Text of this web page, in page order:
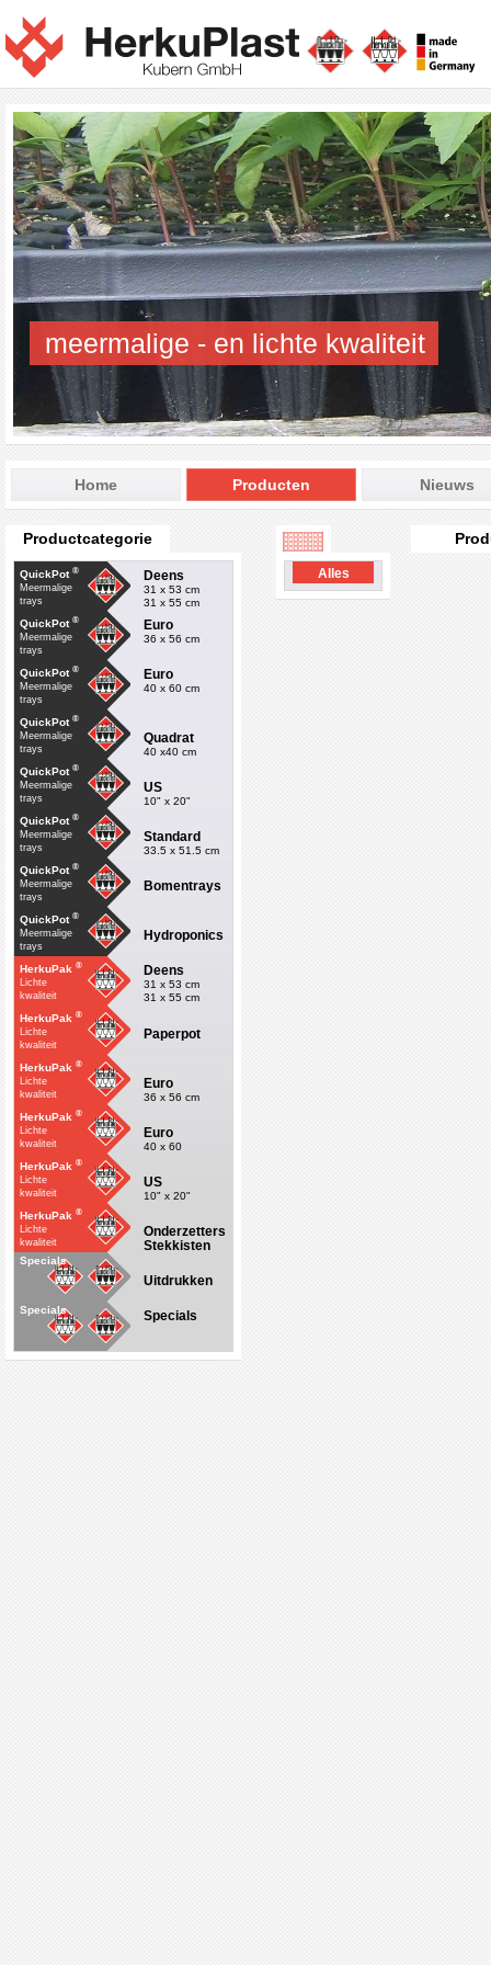
meermalige - en lichte kwaliteit
Home Producten Nieuws
Productcategorie
QuickPot ®
Meermalige
trays
Deens
31 x 53 cm
31 x 55 cm
QuickPot ®
Meermalige
trays
Euro
36 x 56 cm
QuickPot ®
Meermalige
trays
Euro
40 x 60 cm
QuickPot ®
Meermalige
trays
Quadrat
40 x40 cm
QuickPot ®
Meermalige
trays
US
10" x 20"
QuickPot ®
Meermalige
trays
Standard
33.5 x 51.5 cm
QuickPot ®
Meermalige
trays
Bomentrays
QuickPot ®
Meermalige
trays
Hydroponics
HerkuPak ®
Lichte
kwaliteit
Deens
31 x 53 cm
31 x 55 cm
HerkuPak ®
Lichte
kwaliteit
Paperpot
HerkuPak ®
Lichte
kwaliteit
Euro
36 x 56 cm
HerkuPak ®
Lichte
kwaliteit
Euro
40 x 60
HerkuPak ®
Lichte
kwaliteit
US
10" x 20"
HerkuPak ®
Lichte
kwaliteit
Onderzetters
Stekkisten
Specials
Uitdrukken
Specials Specials
Alles